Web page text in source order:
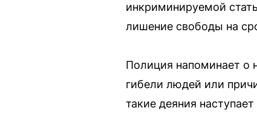
инкриминируемой
лишение свободы на
Полиция напоминает о
гибели людей или
такие деяния наступает